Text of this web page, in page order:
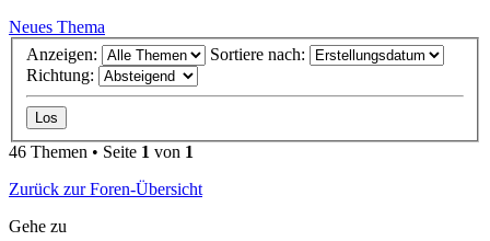
Neues Thema
Anzeigen:
Sortiere nach:
Richtung:
46 Themen • Seite 1 von 1
Zurück zur Foren-Übersicht
Gehe zu